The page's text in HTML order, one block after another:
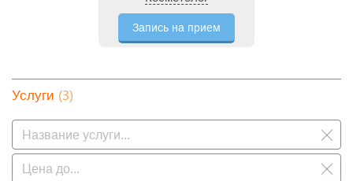
Запись на прием
Услуги (3)